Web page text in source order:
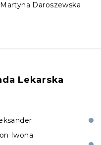
Daroszewska
Lekarska
Iwona